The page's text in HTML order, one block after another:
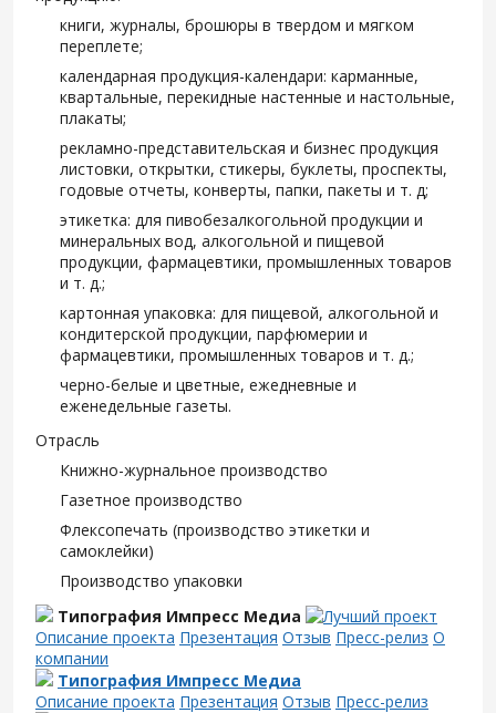
книги, журналы, брошюры в твердом и мягком
переплете;
календарная продукция-календари: карманные,
квартальные, перекидные настенные и настольные,
плакаты;
рекламно-представительская и бизнес продукция
листовки, открытки, стикеры, буклеты, проспекты,
годовые отчеты, конверты, папки, пакеты и т. д;
этикетка: для пивобезалкогольной продукции и
минеральных вод, алкогольной и пищевой
продукции, фармацевтики, промышленных товаров
и т. д.;
картонная упаковка: для пищевой, алкогольной и
кондитерской продукции, парфюмерии и
фармацевтики, промышленных товаров и т. д.;
черно-белые и цветные, ежедневные и
еженедельные газеты.
Отрасль
Книжно-журнальное производство
Газетное производство
Флексопечать (производство этикетки и
самоклейки)
Производство упаковки
Типография Импресс Медиа
Описание проекта Презентация Отзыв Пресс-релиз О
компании
Типография Импресс Медиа
Описание проекта Презентация Отзыв Пресс-релиз